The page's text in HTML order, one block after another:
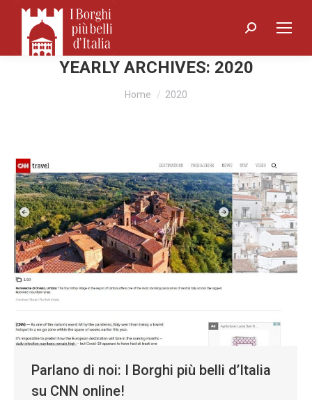
Search:
YEARLY ARCHIVES: 2020
You are here:
Home 2020
Parlano di noi: I Borghi più belli d’Italia
su CNN online!